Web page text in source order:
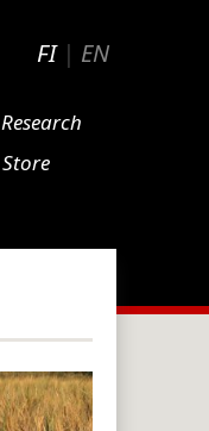
FI| EN
Research
Store